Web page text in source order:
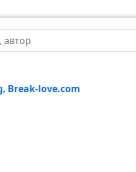
, Break-love.com